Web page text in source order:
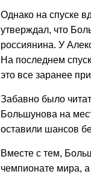
Однако на спуске
утверждал, что
россиянина. У
На последнем
это все заранее
Забавно было
Большунова на
оставили шансов
Вместе с тем,
чемпионате мира,